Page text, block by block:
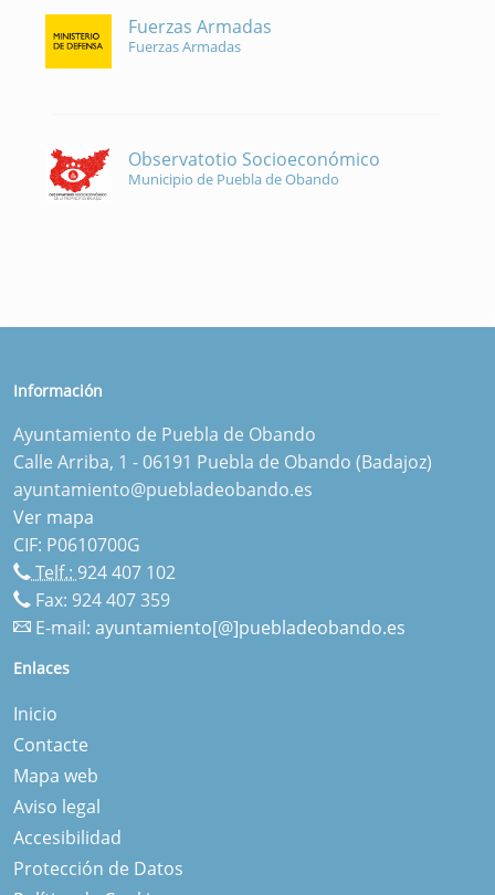
Fuerzas Armadas
Fuerzas Armadas
Observatotio Socioeconómico
Municipio de Puebla de Obando
Información
Ayuntamiento de Puebla de Obando
Calle Arriba, 1 - 06191 Puebla de Obando (Badajoz)
ayuntamiento@puebladeobando.es
Ver mapa
CIF: P0610700G
Telf.:924 407 102
Fax: 924 407 359
E-mail: ayuntamiento[@]puebladeobando.es
Enlaces
Inicio
Contacte
Mapa web
Aviso legal
Accesibilidad
Protección de Datos